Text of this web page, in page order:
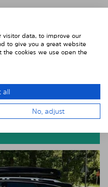
som en solfilm for
varmen,
for bilen
av svenske VTI og
visitor data, to improve our
to give you a great website
the cookies we use open the
all
No, adjust